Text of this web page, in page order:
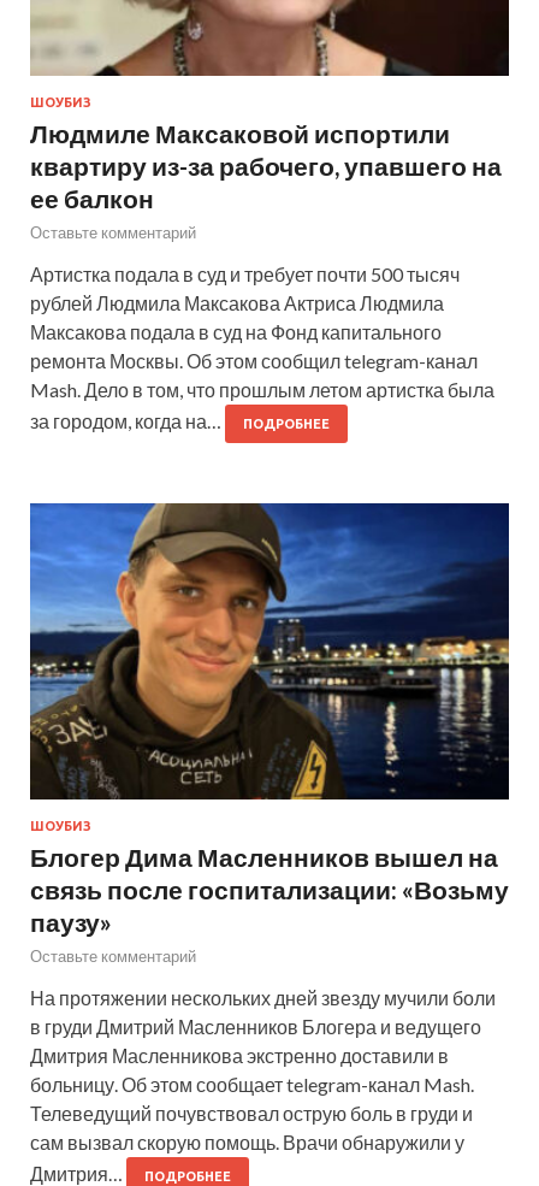
ШОУБИЗ
Людмиле Максаковой испортили
квартиру из-за рабочего, упавшего на
ее балкон
Оставьте комментарий
Артистка подала в суд и требует почти 500 тысяч
рублей Людмила Максакова Актриса Людмила
Максакова подала в суд на Фонд капитального
ремонта Москвы. Об этом сообщил telegram-канал
Mash. Дело в том, что прошлым летом артистка была
за городом, когда на…
ПОДРОБНЕЕ
ШОУБИЗ
Блогер Дима Масленников вышел на
связь после госпитализации: «Возьму
паузу»
Оставьте комментарий
На протяжении нескольких дней звезду мучили боли
в груди Дмитрий Масленников Блогера и ведущего
Дмитрия Масленникова экстренно доставили в
больницу. Об этом сообщает telegram-канал Mash.
Телеведущий почувствовал острую боль в груди и
сам вызвал скорую помощь. Врачи обнаружили у
Дмитрия…
ПОДРОБНЕЕ